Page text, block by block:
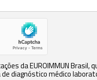
da EUROIMMUN
diagnóstico médico